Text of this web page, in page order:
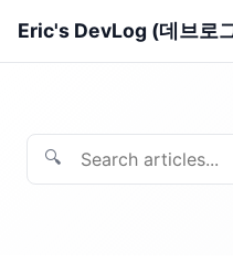
Eric's DevLog (데브로
🔍